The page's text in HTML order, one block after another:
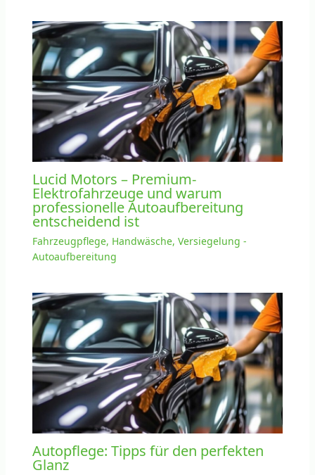
Lucid Motors – Premium-
Elektrofahrzeuge und warum
professionelle Autoaufbereitung
entscheidend ist
Fahrzeugpflege, Handwäsche, Versiegelung -
Autoaufbereitung
Autopflege: Tipps für den perfekten
Glanz